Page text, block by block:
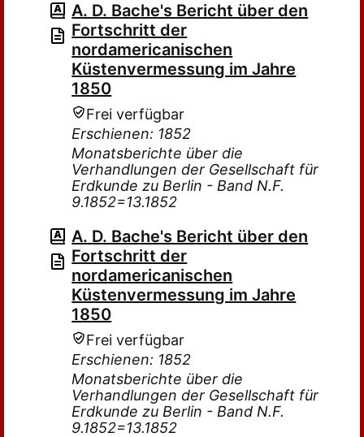
A. D. Bache's Bericht über den
Fortschritt der
nordamericanischen
Küstenvermessung im Jahre
1850
Frei verfügbar
Erschienen: 1852
Monatsberichte über die
Verhandlungen der Gesellschaft für
Erdkunde zu Berlin - Band N.F.
9.1852=13.1852
A. D. Bache's Bericht über den
Fortschritt der
nordamericanischen
Küstenvermessung im Jahre
1850
Frei verfügbar
Erschienen: 1852
Monatsberichte über die
Verhandlungen der Gesellschaft für
Erdkunde zu Berlin - Band N.F.
9.1852=13.1852